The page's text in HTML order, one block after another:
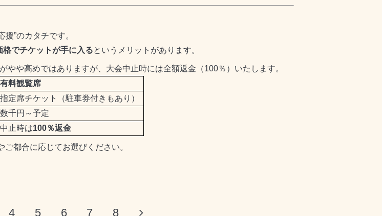
援”のカタチです。
格でチケットが手に入るというメリットがあります。
やや高めではありますが、大会中止時には全額返金（100％）いたします。
有料観覧席
指定席チケット（駐車券付きもあり）
数千円～予定
中止時は100％返金
都合に応じてお選びください。
4 5 6 7 8